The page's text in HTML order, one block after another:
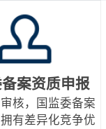
案资质申报
核，国监委备案
有差异化竞争优